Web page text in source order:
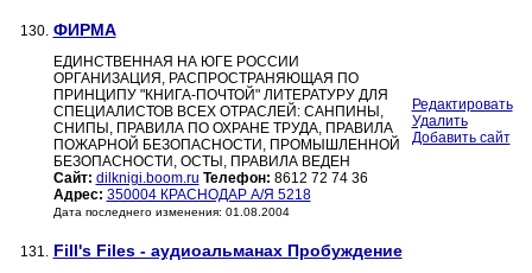
130. ФИРМА
ЕДИНСТВЕННАЯ НА ЮГЕ РОССИИ
ОРГАНИЗАЦИЯ, РАСПРОСТРАНЯЮЩАЯ ПО
ПРИНЦИПУ "КНИГА-ПОЧТОЙ" ЛИТЕРАТУРУ ДЛЯ
СПЕЦИАЛИСТОВ ВСЕХ ОТРАСЛЕЙ: САНПИНЫ,
СНИПЫ, ПРАВИЛА ПО ОХРАНЕ ТРУДА, ПРАВИЛА
ПОЖАРНОЙ БЕЗОПАСНОСТИ, ПРОМЫШЛЕННОЙ
БЕЗОПАСНОСТИ, ОСТЫ, ПРАВИЛА ВЕДЕН
Сайт: dilknigi.boom.ru Телефон: 8612 72 74 36
Адрес: 350004 КРАСНОДАР А/Я 5218
Дата последнего изменения: 01.08.2004
Редактировать
Удалить
Добавить сайт
131. Fill's Files - аудиоальманах Пробуждение